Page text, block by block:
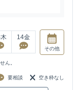
木 14金
その他
ん。
要相談 空き枠なし